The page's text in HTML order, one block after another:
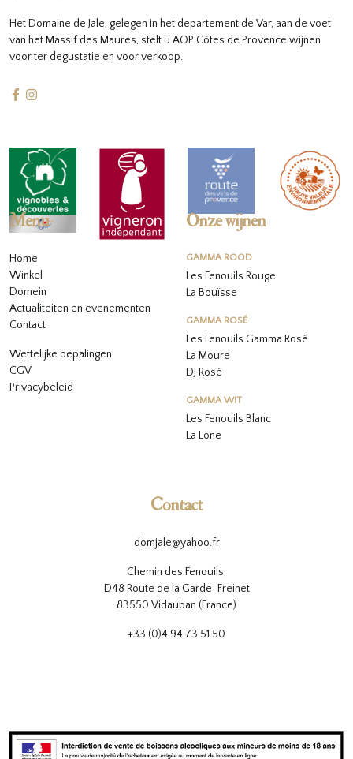
Het Domaine de Jale, gelegen in het departement de Var, aan de voet
van het Massif des Maures, stelt u AOP Côtes de Provence wijnen
voor ter degustatie en voor verkoop.
Menu
Home
Winkel
Domein
Actualiteiten en evenementen
Contact
Wettelijke bepalingen
CGV
Privacybeleid
Onze wijnen
GAMMA ROOD
Les Fenouils Rouge
La Bouïsse
GAMMA ROSÉ
Les Fenouils Gamma Rosé
La Moure
DJ Rosé
GAMMA WIT
Les Fenouils Blanc
La Lone
Contact
domjale@yahoo.fr
Chemin des Fenouils,
D48 Route de la Garde-Freinet
83550 Vidauban (France)
+33 (0)4 94 73 51 50